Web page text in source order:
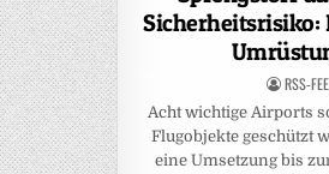
RSS-
Acht wichtige Airports
Flugobjekte geschützt
eine Umsetzung bis